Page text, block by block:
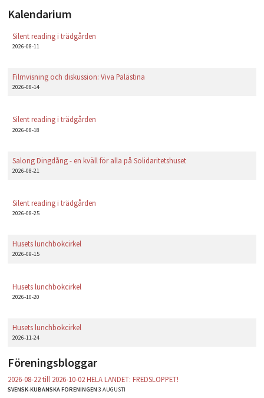
Kalendarium
Silent reading i trädgården
2026-08-11
Filmvisning och diskussion: Viva Palästina
2026-08-14
Silent reading i trädgården
2026-08-18
Salong Dingdång - en kväll för alla på Solidaritetshuset
2026-08-21
Silent reading i trädgården
2026-08-25
Husets lunchbokcirkel
2026-09-15
Husets lunchbokcirkel
2026-10-20
Husets lunchbokcirkel
2026-11-24
Föreningsbloggar
2026-08-22 till 2026-10-02 HELA LANDET: FREDSLOPPET!
SVENSK-KUBANSKA FÖRENINGEN3 AUGUSTI